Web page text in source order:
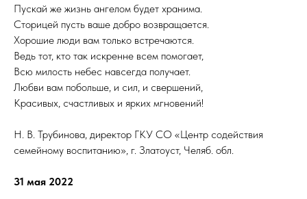
Пускай же жизнь ангелом будет хранима.
Сторицей пусть ваше добро возвращается.
Хорошие люди вам только встречаются.
Ведь тот, кто так искренне всем помогает,
Всю милость небес навсегда получает.
Любви вам побольше, и сил, и свершений,
Красивых, счастливых и ярких мгновений!
Н. В. Трубинова, директор ГКУ СО «Центр содействия
семейному воспитанию», г. Златоуст, Челяб. обл.
31 мая 2022